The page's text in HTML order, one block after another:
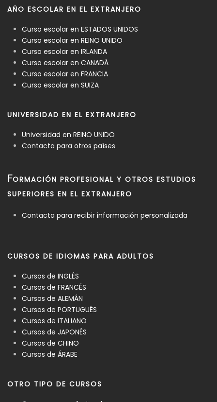
AÑO ESCOLAR EN EL EXTRANJERO
Curso escolar en ESTADOS UNIDOS
Curso escolar en REINO UNIDO
Curso escolar en IRLANDA
Curso escolar en CANADÁ
Curso escolar en FRANCIA
Curso escolar en SUIZA
UNIVERSIDAD EN EL EXTRANJERO
Universidad en REINO UNIDO
Contacta para otros países
FORMACIÓN PROFESIONAL Y OTROS ESTUDIOS
SUPERIORES EN EL EXTRANJERO
Contacta para recibir información personalizada
CURSOS DE IDIOMAS PARA ADULTOS
Cursos de INGLÉS
Cursos de FRANCÉS
Cursos de ALEMÁN
Cursos de PORTUGUÉS
Cursos de ITALIANO
Cursos de JAPONÉS
Cursos de CHINO
Cursos de ÁRABE
OTRO TIPO DE CURSOS